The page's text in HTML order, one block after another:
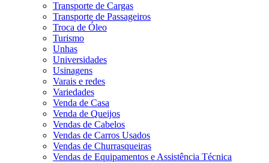
Transporte de Cargas
Transporte de Passageiros
Troca de Óleo
Turismo
Unhas
Universidades
Usinagens
Varais e redes
Variedades
Venda de Casa
Venda de Queijos
Vendas de Cabelos
Vendas de Carros Usados
Vendas de Churrasqueiras
Vendas de Equipamentos e Assistência Técnica